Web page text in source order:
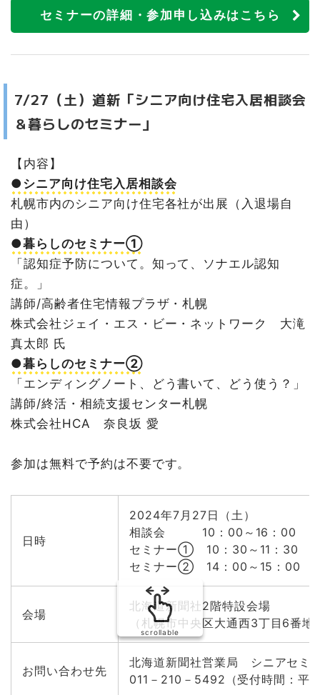
セミナーの詳細・参加申し込みはこちら
7/27（土）道新「シニア向け住宅入居相談会
＆暮らしのセミナー」
【内容】
●シニア向け住宅入居相談会
札幌市内のシニア向け住宅各社が出展（入退場自
由）
●暮らしのセミナー①
「認知症予防について。知って、ソナエル認知
症。」
講師/高齢者住宅情報プラザ・札幌
株式会社ジェイ・エス・ビー・ネットワーク 大滝
真太郎 氏
●暮らしのセミナー②
「エンディングノート、どう書いて、どう使う？」
講師/終活・相続支援センター札幌
株式会社HCA 奈良坂 愛
参加は無料で予約は不要です。
日時
2024年7月27日（土）
相談会 10：00～16：00
セミナー① 10：30～11：30
セミナー② 14：00～15：00
会場
北海道新聞社2階特設会場
（札幌市中央区大通西3丁目6番地
お問い合わせ先
北海道新聞社営業局 シニアセミ
011－210－5492（受付時間：平
scrollable